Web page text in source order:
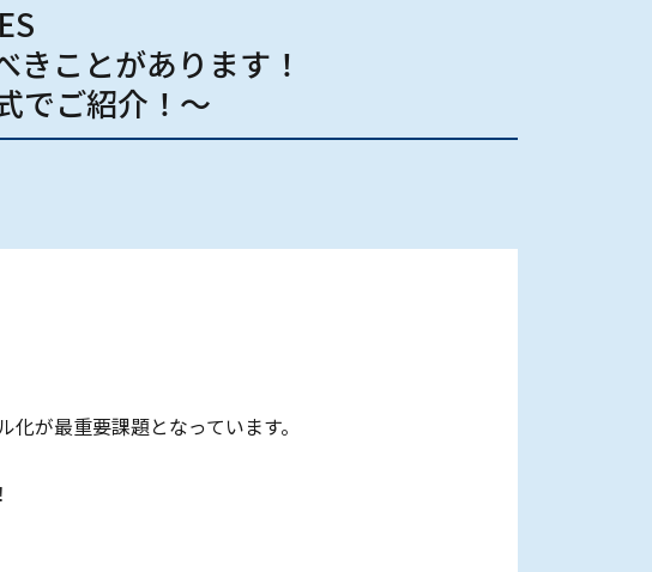
きことがあります！​
でご紹介！～​
が最重要課題となっています。